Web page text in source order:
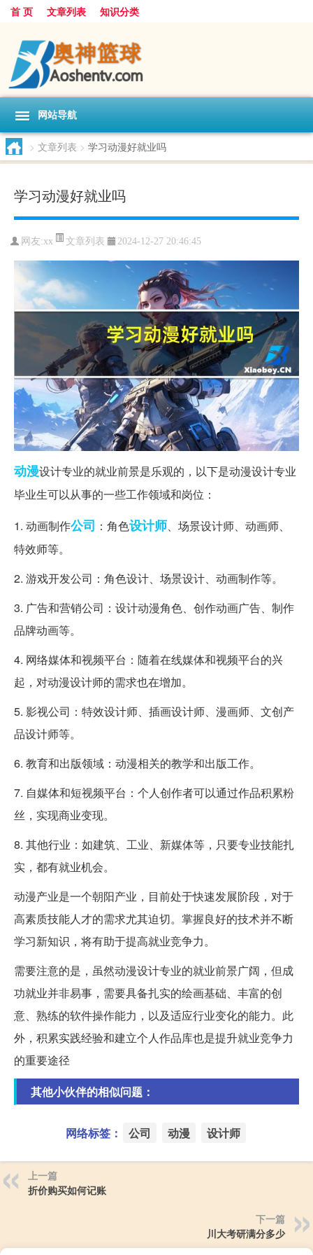
首 页 文章列表 知识分类
网站导航
> 文章列表 > 学习动漫好就业吗
学习动漫好就业吗
网友:xx 文章列表 2024-12-27 20:46:45
动漫设计专业的就业前景是乐观的，以下是动漫设计专业
毕业生可以从事的一些工作领域和岗位：
1. 动画制作公司 ：角色设计师、场景设计师、动画师、
特效师等。
2. 游戏开发公司：角色设计、场景设计、动画制作等。
3. 广告和营销公司：设计动漫角色、创作动画广告、制作
品牌动画等。
4. 网络媒体和视频平台：随着在线媒体和视频平台的兴
起，对动漫设计师的需求也在增加。
5. 影视公司：特效设计师、插画设计师、漫画师、文创产
品设计师等。
6. 教育和出版领域：动漫相关的教学和出版工作。
7. 自媒体和短视频平台：个人创作者可以通过作品积累粉
丝，实现商业变现。
8. 其他行业：如建筑、工业、新媒体等，只要专业技能扎
实，都有就业机会。
动漫产业是一个朝阳产业，目前处于快速发展阶段，对于
高素质技能人才的需求尤其迫切。掌握良好的技术并不断
学习新知识，将有助于提高就业竞争力。
需要注意的是，虽然动漫设计专业的就业前景广阔，但成
功就业并非易事，需要具备扎实的绘画基础、丰富的创
意、熟练的软件操作能力，以及适应行业变化的能力。此
外，积累实践经验和建立个人作品库也是提升就业竞争力
的重要途径
其他小伙伴的相似问题：
网络标签： 公司 动漫 设计师
上一篇
折价购买如何记账
下一篇
川大考研满分多少